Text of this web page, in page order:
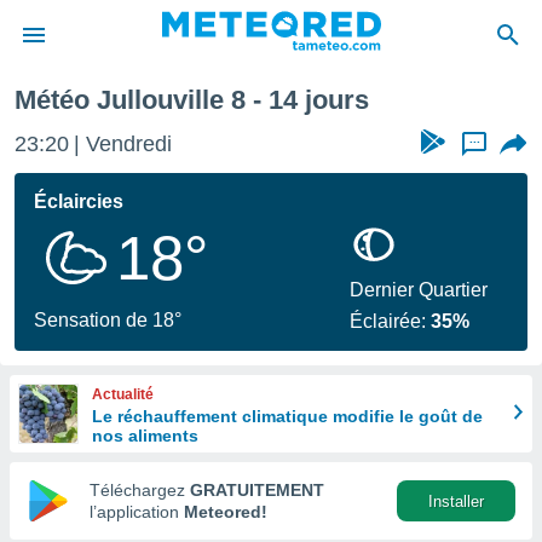
de
en
Météo Jullouville 8 - 14 jours
23:20 Vendredi ...
Éclaircies
18°
Sensation de 18°
Dernier Quartier
Éclairée:35%
Actualité
Le réchauffement climatique modifie le goût de
nos aliments
Téléchargez GRATUITEMENT
l’application Meteored!
Installer